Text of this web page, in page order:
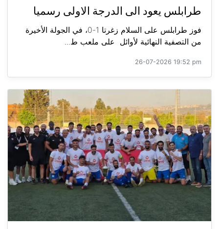
طرابلس يعود الى الدرجة الاولى رسميا
فوز طرابلس على السلام زغرتا 1-0، في الجولة الأخيرة
من التصفية النهائية لأوائل على ملعب ط...
26-07-2026 19:52 pm